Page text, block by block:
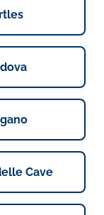
Cave